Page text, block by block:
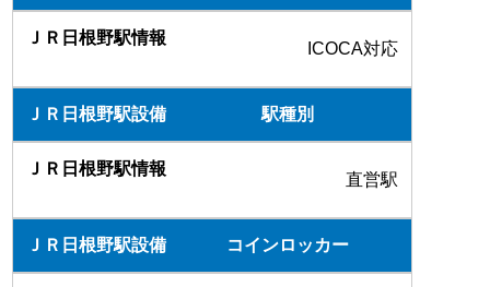
ICOCA対応
駅種別
直営駅
コインロッカー